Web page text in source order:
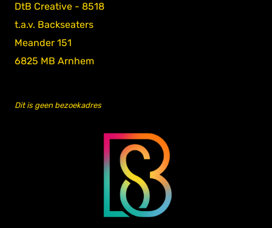
DtB Creative - 8518
t.a.v. Backseaters
Meander 151
6825 MB Arnhem
Dit is geen bezoekadres